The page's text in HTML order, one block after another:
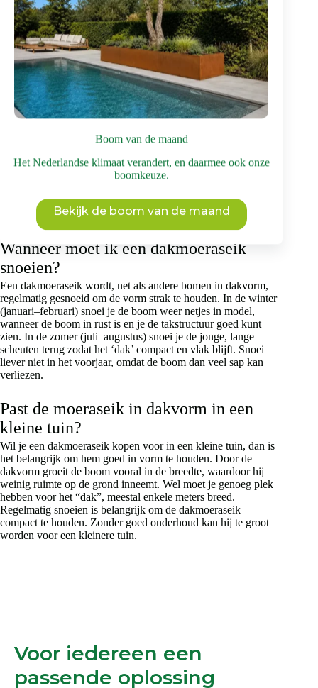
Boom van de maand
Het Nederlandse klimaat verandert, en daarmee ook onze
boomkeuze.
Bekijk de boom van de maand
goudgele bloemkatjes. Hierna verschijnen de bruine eikeltjes.
De boom heeft een roodoranje herfstverkleuring. Wil je de
dakmoeraseik of een andere eikenboom kopen, maar heb je
eerst advies nodig over bijvoorbeeld de juiste standplaats? Je
kunt altijd onze website raadplegen voor meer informatie of
contact opnemen met de klantenservice van Brienissen.
Welke bomen zijn geschikt als
dakboom?
Bij Brienissen kun je, naast de dakmoeraseik, verschillende
‘dakbomen’ zijn in een speciale dakvorm gekweekt en bieden
natuurlijke bescherming tegen de zon. De dakplataan is een
moerbei of een veldesdoorn kun je in dakvorm kopen bij
Wanneer moet ik een dakmoeraseik
snoeien?
Een dakmoeraseik wordt, net als andere bomen in dakvorm,
regelmatig gesnoeid om de vorm strak te houden. In de winter
(januari–februari) snoei je de boom weer netjes in model,
wanneer de boom in rust is en je de takstructuur goed kunt
zien. In de zomer (juli–augustus) snoei je de jonge, lange
scheuten terug zodat het ‘dak’ compact en vlak blijft. Snoei
liever niet in het voorjaar, omdat de boom dan veel sap kan
verliezen.
Past de moeraseik in dakvorm in een
kleine tuin?
Wil je een dakmoeraseik kopen voor in een kleine tuin, dan is
het belangrijk om hem goed in vorm te houden. Door de
dakvorm groeit de boom vooral in de breedte, waardoor hij
weinig ruimte op de grond inneemt. Wel moet je genoeg plek
hebben voor het “dak”, meestal enkele meters breed.
Regelmatig snoeien is belangrijk om de dakmoeraseik
compact te houden. Zonder goed onderhoud kan hij te groot
worden voor een kleinere tuin.
Voor iedereen een
passende oplossing